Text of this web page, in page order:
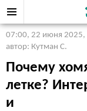
07:00, 22 июня 2025,
автор: Кутман С.
Почему
летке?
и